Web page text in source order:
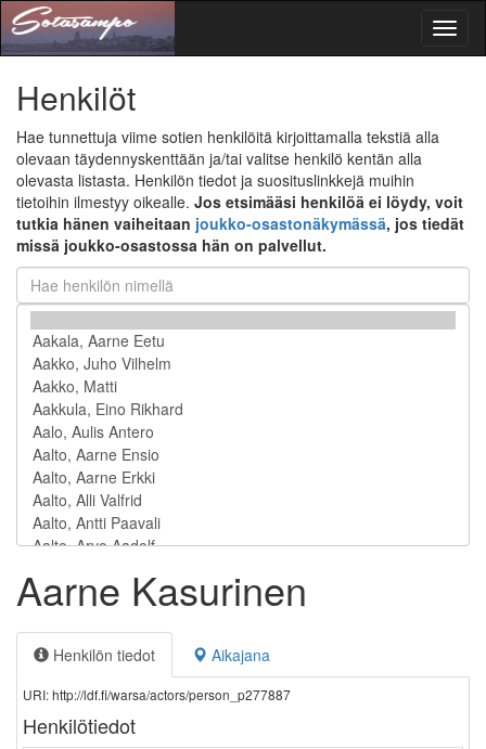
Henkilöt
Hae tunnettuja viime sotien henkilöitä kirjoittamalla tekstiä alla
olevaan täydennyskenttään ja/tai valitse henkilö kentän alla
olevasta listasta. Henkilön tiedot ja suosituslinkkejä muihin
tietoihin ilmestyy oikealle. Jos etsimääsi henkilöä ei löydy, voit
tutkia hänen vaiheitaan joukko-osastonäkymässä, jos tiedät
missä joukko-osastossa hän on palvellut.
Aarne Kasurinen
Henkilön tiedot Aikajana
URI: http://ldf.fi/warsa/actors/person_p277887
Henkilötiedot